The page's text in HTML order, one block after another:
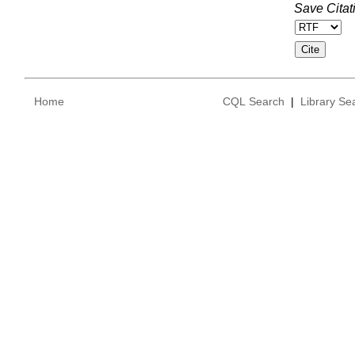
Save
Home CQL Search | Library